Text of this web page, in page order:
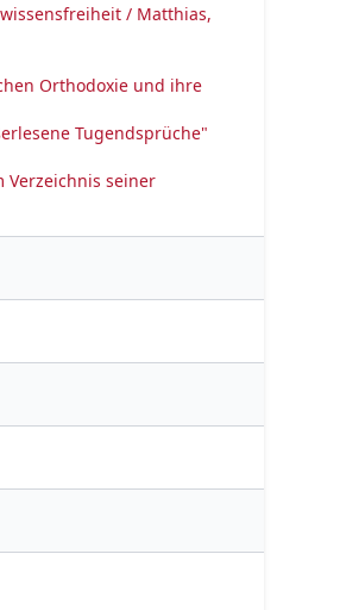
/ Matthias,
Orthodoxie und ihre
Tugendsprüche"
Verzeichnis seiner